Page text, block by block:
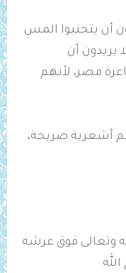
أن يتجنبوا المس
يريدون أن
مصر، لأنهم
أشعرية صريحة،
وتعالى فوق عرشه